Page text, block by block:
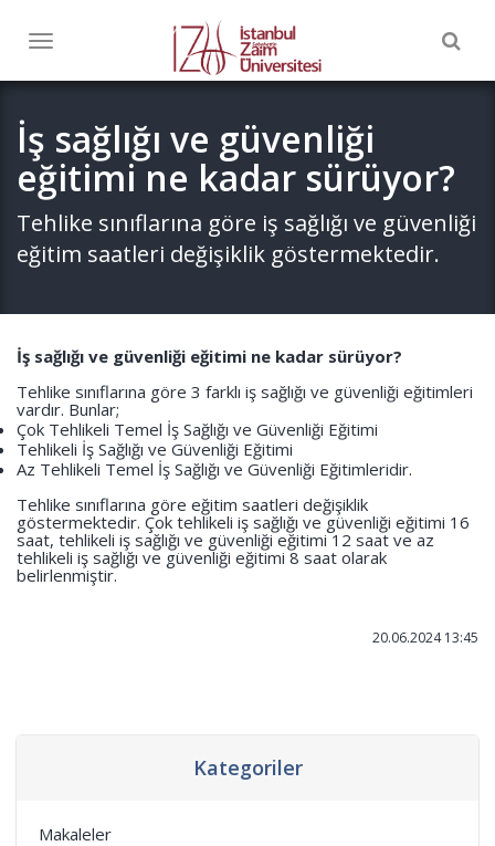
Toggle
İş sağlığı ve güvenliği
eğitimi ne kadar sürüyor?
Tehlike sınıflarına göre iş sağlığı ve güvenliği
eğitim saatleri değişiklik göstermektedir.
Kategoriler
Makaleler
İş sağlığı ve güvenliği eğitimi ne kadar sürüyor?
Tehlike sınıflarına göre 3 farklı iş sağlığı ve güvenliği eğitimleri
vardır. Bunlar;
Çok Tehlikeli Temel İş Sağlığı ve Güvenliği Eğitimi
Tehlikeli İş Sağlığı ve Güvenliği Eğitimi
Az Tehlikeli Temel İş Sağlığı ve Güvenliği Eğitimleridir.
Tehlike sınıflarına göre eğitim saatleri değişiklik
göstermektedir. Çok tehlikeli iş sağlığı ve güvenliği eğitimi 16
saat, tehlikeli iş sağlığı ve güvenliği eğitimi 12 saat ve az
tehlikeli iş sağlığı ve güvenliği eğitimi 8 saat olarak
belirlenmiştir.
20.06.2024 13:45